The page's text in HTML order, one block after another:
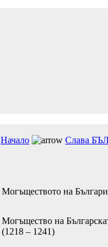
Начало Слава
Могъществото на
Могъщество на
(1218 – 1241)